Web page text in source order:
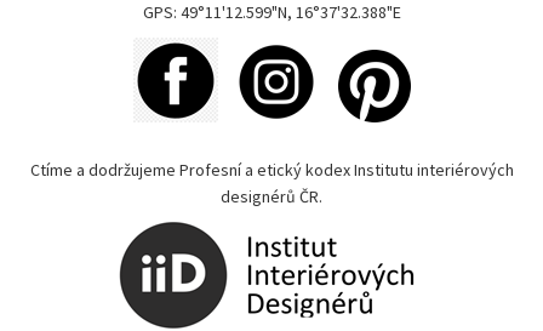
GPS: 49°11'12.599"N, 16°37'32.388"E
Ctíme a dodržujeme Profesní a etický kodex Institutu interiérových
designérů ČR.